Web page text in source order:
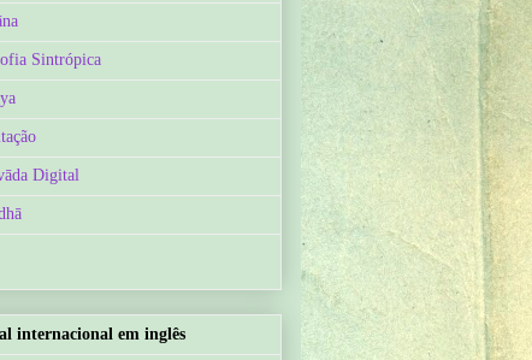
Sintrópica
Digital
internacional em inglês